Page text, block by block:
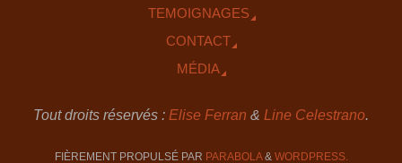
TEMOIGNAGES
CONTACT
MÉDIA
Tout droits réservés : Elise Ferran & Line Celestrano.
FIÈREMENT PROPULSÉ PAR PARABOLA& WORDPRESS.